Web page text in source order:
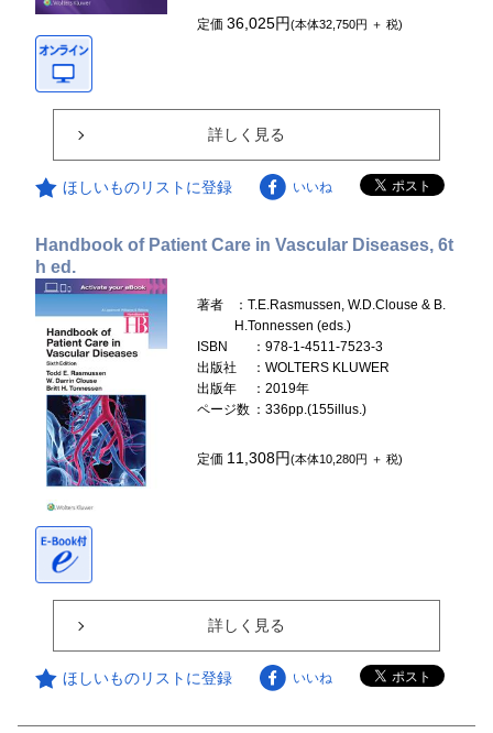
定価36,025円(本体32,750円 ＋ 税)
詳しく見る
ほしいものリストに登録 いいね
Handbook of Patient Care in Vascular Diseases, 6t
h ed.
著者
：T.E.Rasmussen, W.D.Clouse & B.
H.Tonnessen (eds.)
ISBN
：978-1-4511-7523-3
出版社
：WOLTERS KLUWER
出版年
：2019年
ページ数 ：336pp.(155illus.)
定価 11,308円(本体10,280円 ＋ 税)
詳しく見る
ほしいものリストに登録 いいね